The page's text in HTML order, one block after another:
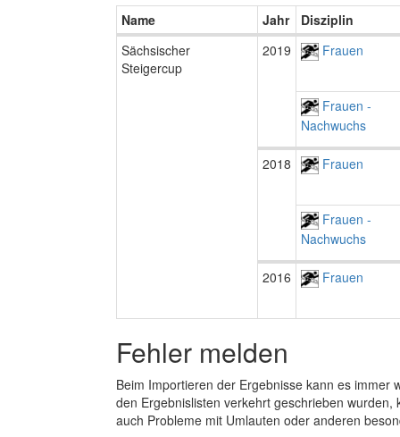
Name Jahr
Disziplin
Sächsischer
Steigercup
2019 Frauen
Frauen -
Nachwuchs
2018 Frauen
Frauen -
Nachwuchs
2016 Frauen
Fehler melden
Beim Importieren der Ergebnisse kann es
den Ergebnislisten verkehrt geschrieben
auch Probleme mit Umlauten oder anderen